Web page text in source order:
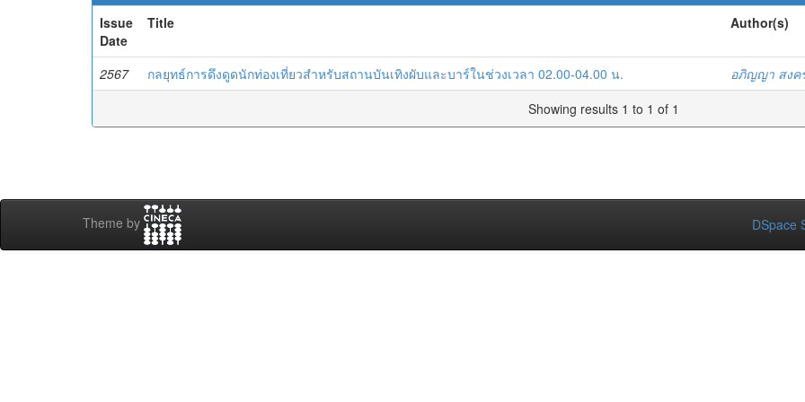
Issue
Date
Title Author(s)
2567 กลยุทธ์การดึงดูดนักท่องเที่ยวสำหรับสถานบันเทิงผับและบาร์ในช่วงเวลา 02.00-04.00 น.
อภิญญา สงค
Showing results 1 to 1 of 1
Theme by DSpace